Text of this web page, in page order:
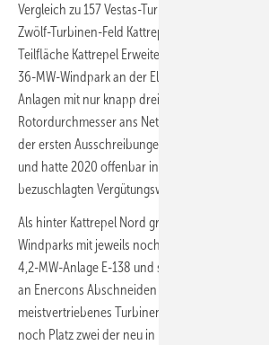
Vergleich zu 157 Vestas-Turbinen. Größtes
Zwölf-Turbinen-Feld Kattrepel-Nord inklusive
Teilfläche Kattrepel Erweiterung II. Der von
36-MW-Windpark an der Elbemündung bei
Anlagen mit nur knapp drei MW Nennleistung
Rotordurchmesser ans Netz. Das Vorhaben war
der ersten Ausschreibungen mit einem
und hatte 2020 offenbar in einer anderen
bezuschlagten Vergütungswert nachgebessert.
Als hinter Kattrepel Nord größte Enercon-
Windparks mit jeweils noch fünf Anlagen von
4,2-MW-Anlage E-138 und somit jeweils knapp
an Enercons Abschneiden ist nämlich nicht nur,
meistvertriebenes Turbinenmodell, die E-138, in
noch Platz zwei der neu in Deutschland